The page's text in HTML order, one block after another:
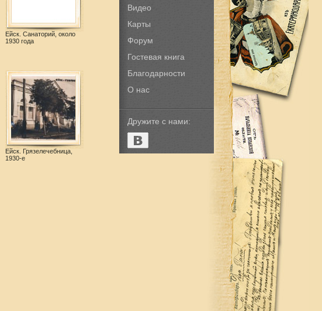
Видео
Карты
Форум
Гостевая книга
Благодарности
О нас
Дружите с нами:
Ейск. Санаторий, около
1930 года
Ейск. Грязелечебница,
1930-е